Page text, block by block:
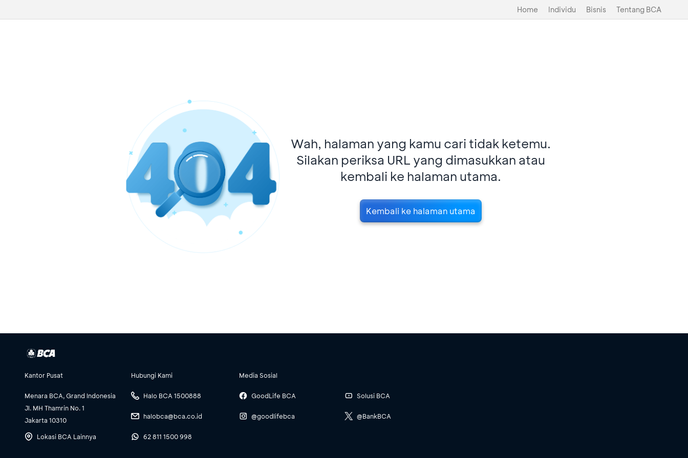
Home Individu Bisnis Tentang BCA
Wah, halaman yang kamu cari tidak ketemu.
Silakan periksa URL yang dimasukkan atau
kembali ke halaman utama.
Kembali ke halaman utama
Kantor Pusat
Menara BCA, Grand Indonesia
Jl. MH Thamrin No. 1
Jakarta 10310
Lokasi BCA Lainnya
Hubungi Kami
Halo BCA 1500888
halobca@bca.co.id
62 811 1500 998
Media Sosial
GoodLife BCA
@goodlifebca
Solusi BCA
@BankBCA